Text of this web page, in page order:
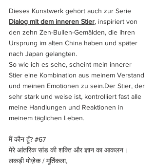
Dieses Kunstwerk gehört auch zur Serie
Dialog mit dem inneren Stier, inspiriert von
den zehn Zen-Bullen-Gemälden, die ihren
Ursprung im alten China haben und später
nach Japan gelangten.
So wie ich es sehe, scheint mein innerer
Stier eine Kombination aus meinem Verstand
und meinen Emotionen zu sein.Der Stier, der
sehr stark und weise ist, kontrolliert fast alle
meine Handlungen und Reaktionen in
meinem täglichen Leben.
मैं कौन हूँ? #67
मेरे आंतरिक सांड की शक्ति और ज्ञान का आकलन।
लकड़ी मोज़ेक / मूर्तिकला,